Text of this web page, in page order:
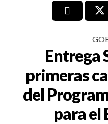
Entrega
primeras
del
para el